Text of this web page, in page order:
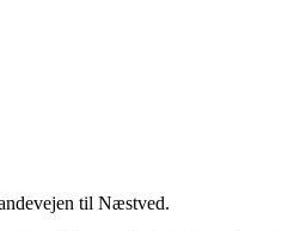
til Næstved.